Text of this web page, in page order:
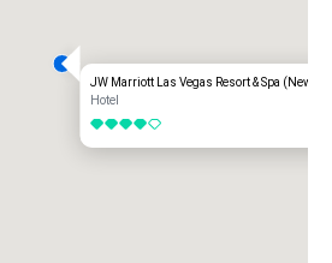
JW Marriott Las Vegas Resort & Spa (Newly
Hotel
4 de 5